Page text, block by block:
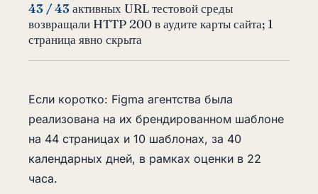
43 / 43 активных URL тестовой среды
возвращали HTTP 200 в аудите карты сайта; 1
страница явно скрыта
Если коротко: Figma агентства была
реализована на их брендированном шаблоне
на 44 страницах и 10 шаблонах, за 40
календарных дней, в рамках оценки в 22
часа.